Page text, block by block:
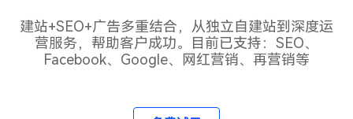
建站+SEO+广告多重结合，从独立自建站到深度运
营服务，帮助客户成功。目前已支持：SEO、
Facebook、Google、网红营销、再营销等